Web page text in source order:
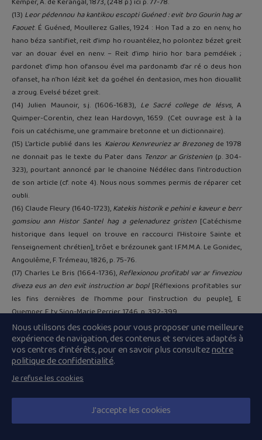
(13) Leor pédennou ha kantikou escopti Guéned : evit bro Gourin hag ar
Faouet. É Guéned, Moullerez Galles, 1924 : Hon Tad a zo en nenv, ho
hano béza santifiet, reit d’imp ho rouantélez, ho polontez bézet greit
var an douar ével en nenv. – Reit d’imp hirio hor bara pemdéiek ;
pardonet d’imp hon ofansou ével ma pardonamb d’ar ré o deus hon
ofanset, ha n’hon lézit ket da goéhel én dentasion, mes hon diouallit
a zroug. Evelsé bézet greit.
(14) Julien Maunoir, s.j. (1606-1683), Le Sacré college de Iésvs, A
Quimper-Corentin, chez Iean Hardovyn, 1659. (Cet ouvrage est à la
fois un catéchisme, une grammaire bretonne et un dictionnaire).
(15) L’article publié dans les Kaierou Kenvreuriez ar Brezonegde 1978
ne donnait pas le texte du Pater dans Tenzor ar Gristenien (p. 304-
323), pourtant annoncé par le chanoine Nédélec dans l’introduction
de son article (cf. note 4). Nous nous sommes permis de réparer cet
oubli.
(16) Claude Fleury (1640-1723), Katekis historik e pehini e kaveur e berr
gomsiou ann Histor Santel hag a gelenadurez gristen[Catéchisme
historique dans lequel on trouve en raccourci l’Histoire Sainte et
l’enseignement chrétien], trôet e brézounek gant I.F.M.M.A. Le Gonidec,
Angoulême, F. Trémeau, 1826, p. 75-76.
(17) Charles Le Bris (1664-1736), Reflexionou profitabl var ar finveziou
diveza eus an den evit instruction ar bopl[Réflexions profitables sur
les fins dernières de l’homme pour l’instruction du peuple], E
Quemper, E ty Sion-Marie Perrier, 1746, p. 392-399.
(18) Jean-Guillaume Henry (1803-1880),Kanaouennou santel dilennet
ha reizet evit eskopti Kemper[Chansons saintes choisies et corrigées
pour le diocèse de Quimper], Sant-Briek, E ti L. Prud’homme, 1842,
p. 12 ;Kantikou eskopti Kemper ha Leon
Clairet, 1865, p. 10-11.
Lefournier, 1838, p. 22.
Nous utilisons des cookies pour vous proposer une meilleure
expérience de navigation, des contenus et services adaptés à
vos centres d’intérêts, pour en savoir plus consulteznotre
politique de confidentialité.
Je refuse les cookies
J'accepte les cookies